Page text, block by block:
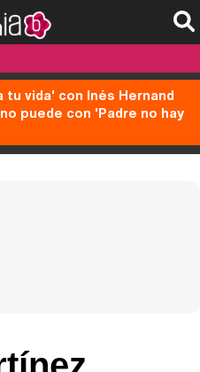
tu vida' con Inés Hernand
puede con 'Padre no hay